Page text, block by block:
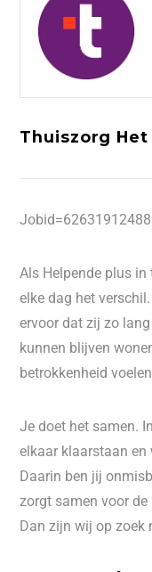
Thuiszorg Het
Als Helpende plus
elke dag het
ervoor dat zij zo
kunnen blijven
betrokkenheid
Je doet het samen.
elkaar klaarstaan en
Daarin ben jij
zorgt samen voor
Dan zijn wij op zoek